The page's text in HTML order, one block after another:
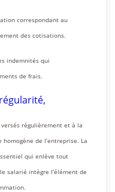
correspondant au
des cotisations.
indemnités qui
de frais.
régulièrement et à la
de l’entreprise. La
qui enlève tout
salarié intègre l’élément de